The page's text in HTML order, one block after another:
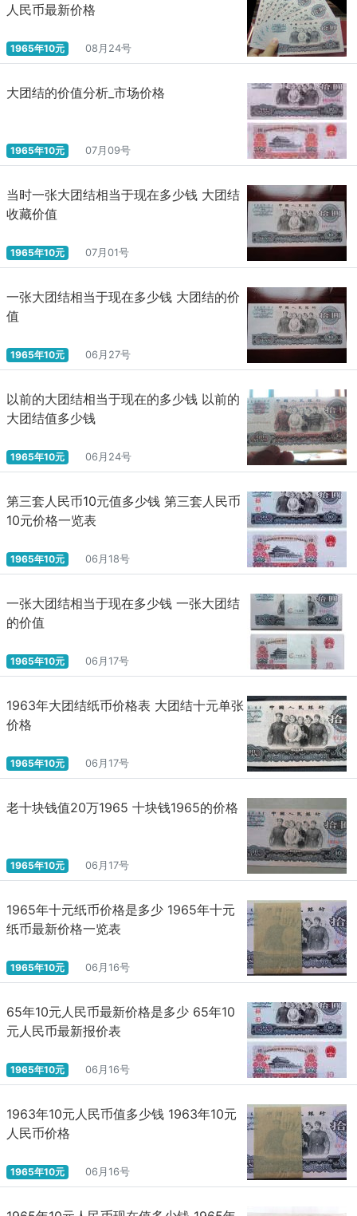
人民币最新价格
1965年10元 08月24号
大团结的价值分析_市场价格
1965年10元 07月09号
当时一张大团结相当于现在多少钱 大团结
收藏价值
1965年10元 07月01号
一张大团结相当于现在多少钱 大团结的价
值
1965年10元 06月27号
以前的大团结相当于现在的多少钱 以前的
大团结值多少钱
1965年10元 06月24号
第三套人民币10元值多少钱 第三套人民币
10元价格一览表
1965年10元 06月18号
一张大团结相当于现在多少钱 一张大团结
的价值
1965年10元 06月17号
1963年大团结纸币价格表 大团结十元单张
价格
1965年10元 06月17号
老十块钱值20万1965 十块钱1965的价格
1965年10元 06月17号
1965年十元纸币价格是多少 1965年十元
纸币最新价格一览表
1965年10元 06月16号
65年10元人民币最新价格是多少 65年10
元人民币最新报价表
1965年10元 06月16号
1963年10元人民币值多少钱 1963年10元
人民币价格
1965年10元 06月16号